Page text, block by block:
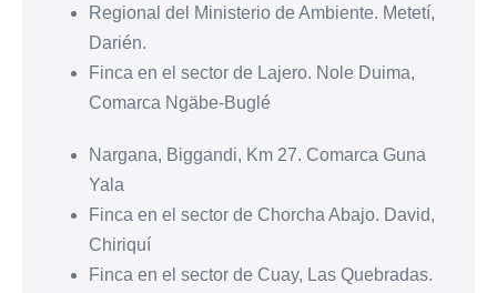
Regional del Ministerio de Ambiente. Metetí,
Darién.
Finca en el sector de Lajero. Nole Duima,
Comarca Ngäbe-Buglé
Nargana, Biggandi, Km 27. Comarca Guna
Yala
Finca en el sector de Chorcha Abajo. David,
Chiriquí
Finca en el sector de Cuay, Las Quebradas.